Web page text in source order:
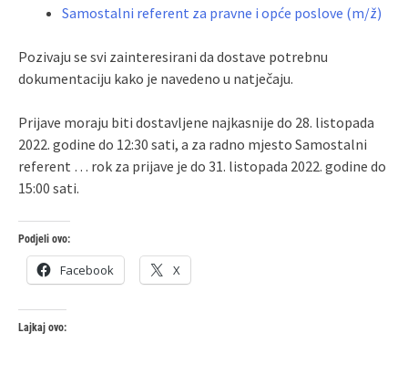
Samostalni referent za pravne i opće poslove (m/ž)
Pozivaju se svi zainteresirani da dostave potrebnu
dokumentaciju kako je navedeno u natječaju.
Prijave moraju biti dostavljene najkasnije do 28. listopada
2022. godine do 12:30 sati, a za radno mjesto Samostalni
referent … rok za prijave je do 31. listopada 2022. godine do
15:00 sati.
Podjeli ovo:
Facebook X
Lajkaj ovo: